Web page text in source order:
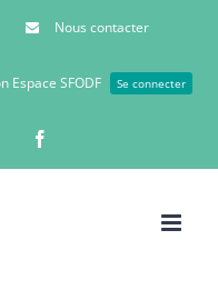
Nous contacter
Espace SFODF Se connecter